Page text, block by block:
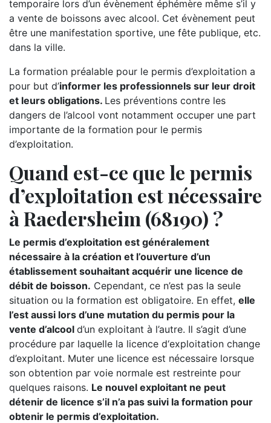
temporaire lors d’un évènement éphémère même s’il y
a vente de boissons avec alcool. Cet évènement peut
être une manifestation sportive, une fête publique, etc.
dans la ville.
La formation préalable pour le permis d’exploitation a
pour but d’informer les professionnels sur leur droit
et leurs obligations. Les préventions contre les
dangers de l’alcool vont notamment occuper une part
importante de la formation pour le permis
d’exploitation.
Quand est-ce que le permis
d’exploitation est nécessaire
à Raedersheim (68190) ?
Le permis d’exploitation est généralement
nécessaire à la création et l’ouverture d’un
établissement souhaitant acquérir une licence de
débit de boisson. Cependant, ce n’est pas la seule
situation ou la formation est obligatoire. En effet, elle
l’est aussi lors d’une mutation du permis pour la
vente d’alcool d’un exploitant à l’autre. Il s’agit d’une
procédure par laquelle la licence d‘exploitation change
d’exploitant. Muter une licence est nécessaire lorsque
son obtention par voie normale est restreinte pour
quelques raisons. Le nouvel exploitant ne peut
détenir de licence s’il n’a pas suivi la formation pour
obtenir le permis d’exploitation.